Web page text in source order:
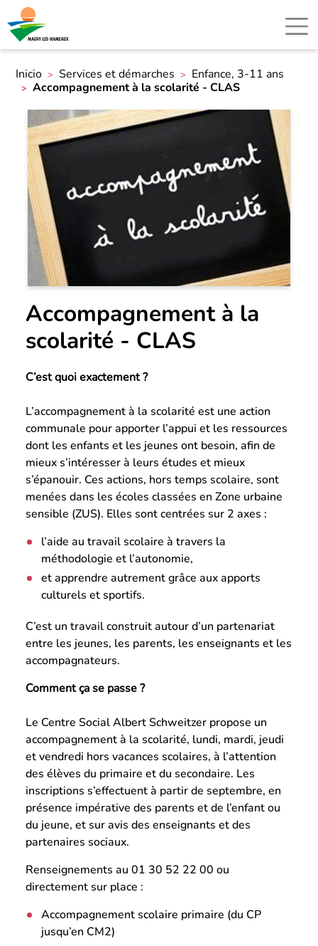
Inicio Services et démarches
Enfance, 3-11 ans
Accompagnement à la scolarité - CLAS
Accompagnement à la
scolarité - CLAS
C’est quoi exactement ?
L’accompagnement à la scolarité est une action
communale pour apporter l’appui et les ressources
dont les enfants et les jeunes ont besoin, afin de
mieux s’intéresser à leurs études et mieux
s’épanouir. Ces actions, hors temps scolaire, sont
menées dans les écoles classées en Zone urbaine
sensible (ZUS). Elles sont centrées sur 2 axes :
l’aide au travail scolaire à travers la
méthodologie et l’autonomie,
et apprendre autrement grâce aux apports
culturels et sportifs.
C’est un travail construit autour d’un partenariat
entre les jeunes, les parents, les enseignants et les
accompagnateurs.
Comment ça se passe ?
Le Centre Social Albert Schweitzer propose un
accompagnement à la scolarité, lundi, mardi, jeudi
et vendredi hors vacances scolaires, à l’attention
des élèves du primaire et du secondaire. Les
inscriptions s’effectuent à partir de septembre, en
présence impérative des parents et de l’enfant ou
du jeune, et sur avis des enseignants et des
partenaires sociaux.
Renseignements au 01 30 52 22 00 ou
directement sur place :
Accompagnement scolaire primaire (du CP
jusqu’en CM2)